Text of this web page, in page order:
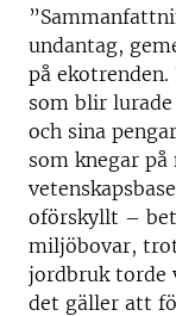
undantag,
på
som blir
och sina
som knegar
oförskyllt –
miljöbovar,
jordbruk torde
det gäller att